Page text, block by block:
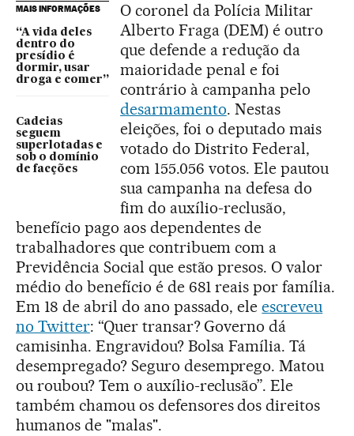
MAIS INFORMAÇÕES
“A vida deles
dentro do
presídio é
dormir, usar
droga e comer”
Cadeias
seguem
superlotadas e
sob o domínio
de facções
O coronel da Polícia Militar
Alberto Fraga (DEM) é outro
que defende a redução da
maioridade penal e foi
contrário à campanha pelo
desarmamento. Nestas
eleições, foi o deputado mais
votado do Distrito Federal,
com 155.056 votos. Ele pautou
sua campanha na defesa do
fim do auxílio-reclusão,
benefício pago aos dependentes de
trabalhadores que contribuem com a
Previdência Social que estão presos. O valor
médio do benefício é de 681 reais por família.
Em 18 de abril do ano passado, eleescreveu
no Twitter: “Quer transar? Governo dá
camisinha. Engravidou? Bolsa Família. Tá
desempregado? Seguro desemprego. Matou
ou roubou? Tem o auxílio-reclusão”. Ele
também chamou os defensores dos direitos
humanos de "malas".